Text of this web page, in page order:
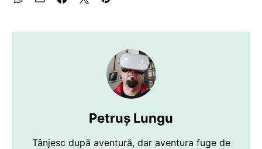
Petruș Lungu
Tânjesc după aventură, dar aventura fuge de